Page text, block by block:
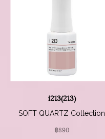
i213(213)
SOFT QUARTZ Collection
฿890